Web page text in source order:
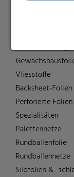
Vliesstoffe
Backsheet-Folien
Perforierte Folien
Spezialitäten
Palettennetze
Rundballenfolie
Rundballennetze
Silofolien & -